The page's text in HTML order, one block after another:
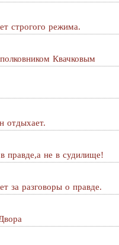
строгого режима.
Квачковым
отдыхает.
правде,а не в судилище!
за разговоры о правде.